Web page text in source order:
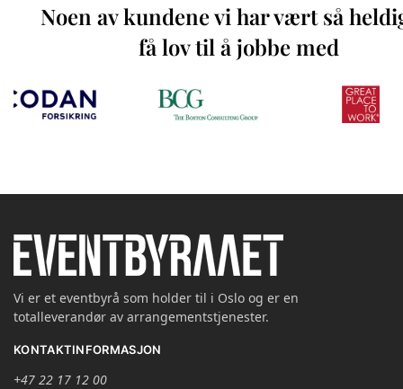
Noen av kundene vi har vært så
få lov til å jobbe med
Vi er et eventbyrå som holder til i Oslo og er en
totalleverandør av arrangementstjenester.
KONTAKTINFORMASJON
+47 22 17 12 00